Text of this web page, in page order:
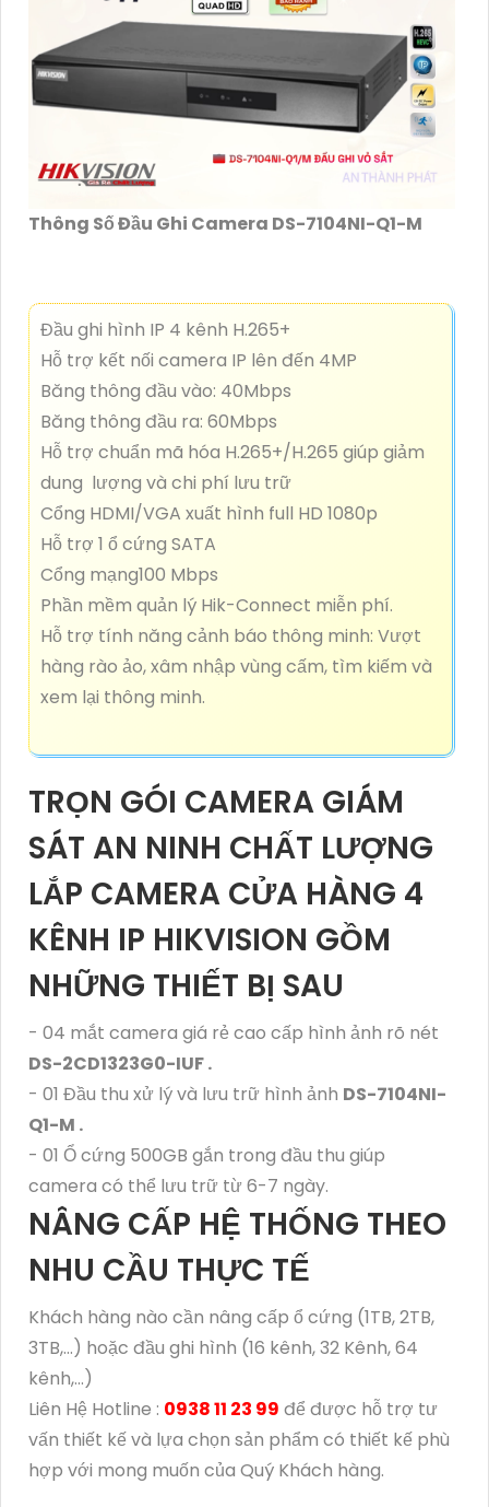
Thông Số Đầu Ghi Camera DS-7104NI-Q1-M
Đầu ghi hình IP 4 kênh H.265+
Hỗ trợ kết nối camera IP lên đến 4MP
Băng thông đầu vào: 40Mbps
Băng thông đầu ra: 60Mbps
Hỗ trợ chuẩn mã hóa H.265+/H.265 giúp giảm
dung lượng và chi phí lưu trữ
Cổng HDMI/VGA xuất hình full HD 1080p
Hỗ trợ 1 ổ cứng SATA
Cổng mạng100 Mbps
Phần mềm quản lý Hik-Connect miễn phí.
Hỗ trợ tính năng cảnh báo thông minh: Vượt
hàng rào ảo, xâm nhập vùng cấm, tìm kiếm và
xem lại thông minh.
TRỌN GÓI CAMERA GIÁM
SÁT AN NINH CHẤT LƯỢNG
LẮP CAMERA CỬA HÀNG 4
KÊNH IP HIKVISION GỒM
NHỮNG THIẾT BỊ SAU
- 04 mắt camera giá rẻ cao cấp hình ảnh rõ nét
DS-2CD1323G0-IUF .
- 01 Đầu thu xử lý và lưu trữ hình ảnh DS-7104NI-
Q1-M .
- 01 Ổ cứng 500GB gắn trong đầu thu giúp
camera có thể lưu trữ từ 6-7 ngày.
NÂNG CẤP HỆ THỐNG THEO
NHU CẦU THỰC TẾ
Khách hàng nào cần nâng cấp ổ cứng (1TB, 2TB,
3TB,...) hoặc đầu ghi hình (16 kênh, 32 Kênh, 64
kênh,...)
Liên Hệ Hotline : 0938 11 23 99 để được hỗ trợ tư
vấn thiết kế và lựa chọn sản phẩm có thiết kế phù
hợp với mong muốn của Quý Khách hàng.